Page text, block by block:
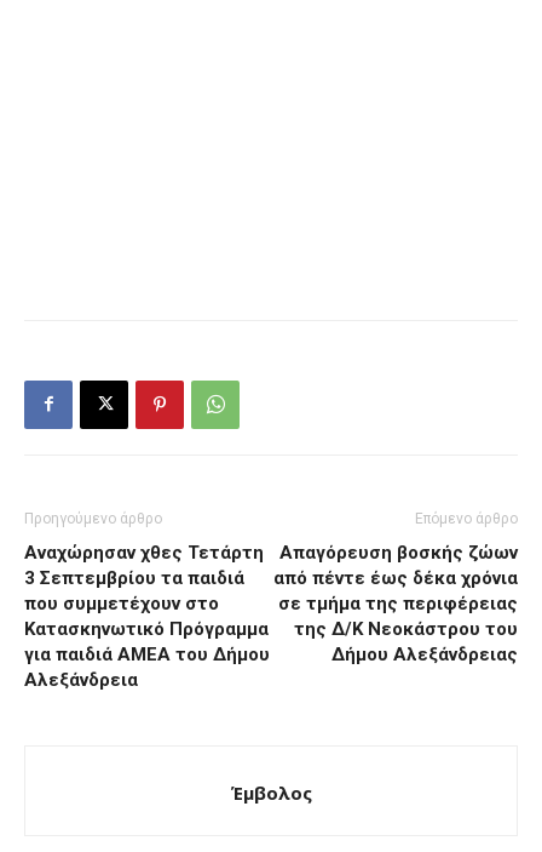
Προηγούμενο άρθρο
Αναχώρησαν χθες Τετάρτη
3 Σεπτεμβρίου τα παιδιά
που συμμετέχουν στο
Κατασκηνωτικό Πρόγραμμα
για παιδιά ΑΜΕΑ του Δήμου
Αλεξάνδρεια
Επόμενο άρθρο
Απαγόρευση βοσκής ζώων
από πέντε έως δέκα χρόνια
σε τμήμα της περιφέρειας
της Δ/Κ Νεοκάστρου του
Δήμου Αλεξάνδρειας
Έμβολος